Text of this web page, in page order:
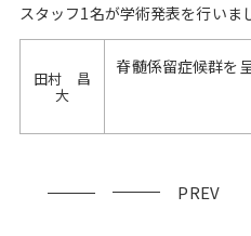
スタッフ1名が学術発表を行いま
田村 昌
大
脊髄係留症候群を
PREV